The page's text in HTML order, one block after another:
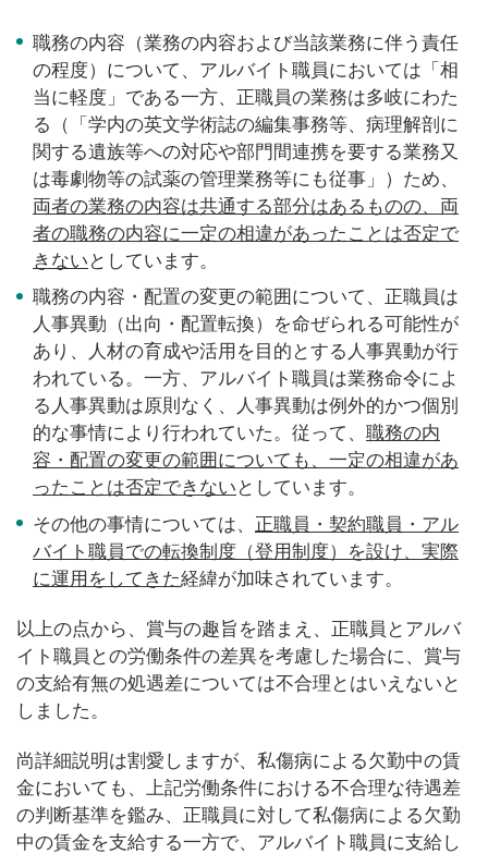
職務の内容（業務の内容および当該業務に伴う責任
の程度）について、アルバイト職員においては「相
当に軽度」である一方、正職員の業務は多岐にわた
る（「学内の英文学術誌の編集事務等、病理解剖に
関する遺族等への対応や部門間連携を要する業務又
は毒劇物等の試薬の管理業務等にも従事」）ため、
両者の業務の内容は共通する部分はあるものの、両
者の職務の内容に一定の相違があったことは否定で
きない としています。
職務の内容・配置の変更の範囲について、正職員は
人事異動（出向・配置転換）を命ぜられる可能性が
あり、人材の育成や活用を目的とする人事異動が行
われている。一方、アルバイト職員は業務命令によ
る人事異動は原則なく、人事異動は例外的かつ個別
的な事情により行われていた。従って、 職務の内
容・配置の変更の範囲についても、一定の相違があ
ったことは否定できない としています。
その他の事情については、 正職員・契約職員・アル
バイト職員での転換制度（登用制度）を設け、実際
に運用をしてきた経緯が加味されています。
以上の点から、賞与の趣旨を踏まえ、正職員とアルバ
イト職員との労働条件の差異を考慮した場合に、賞与
の支給有無の処遇差については不合理とはいえないと
しました。
尚詳細説明は割愛しますが、私傷病による欠勤中の賃
金においても、上記労働条件における不合理な待遇差
の判断基準を鑑み、正職員に対して私傷病による欠勤
中の賃金を支給する一方で、アルバイト職員に支給し